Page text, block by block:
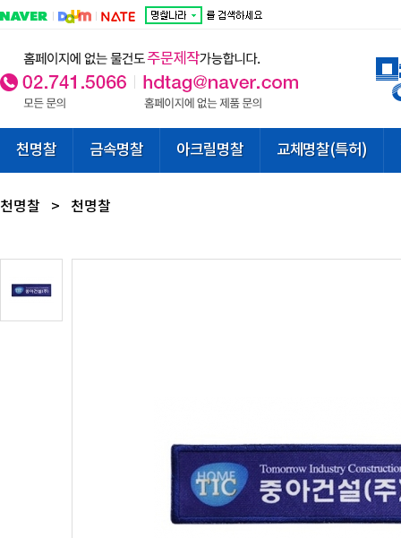
천명찰 금속명찰 아크릴명찰 교체명찰(특허)
천명찰 > 천명찰